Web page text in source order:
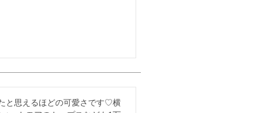
と思えるほどの可愛さです♡横